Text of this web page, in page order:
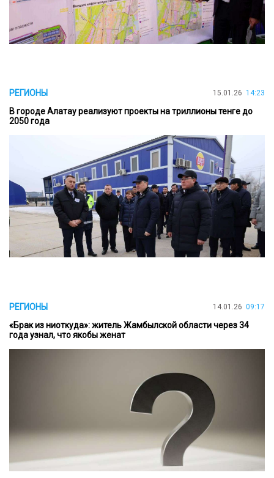
РЕГИОНЫ 15.01.26 14:23
В городе Алатау реализуют проекты на триллионы тенге до
2050 года
РЕГИОНЫ 14.01.26 09:17
«Брак из ниоткуда»: житель Жамбылской области через 34
года узнал, что якобы женат